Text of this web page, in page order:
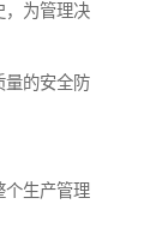
，为管理决
量的安全防
个生产管理